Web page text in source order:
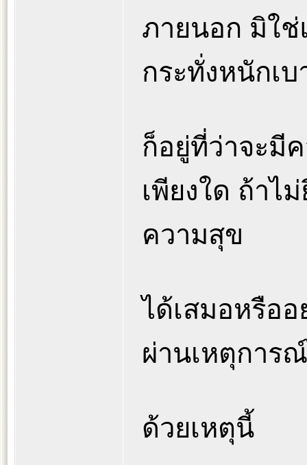
ภายนอก มิใ
กระทั่งหนักเบ
ก็อยู่ที่ว่าจะมี
เพียงใด ถ้าไ
ความสุข
ได้เสมอหรือ
ผ่านเหตุการ
ด้วยเหตุนี้